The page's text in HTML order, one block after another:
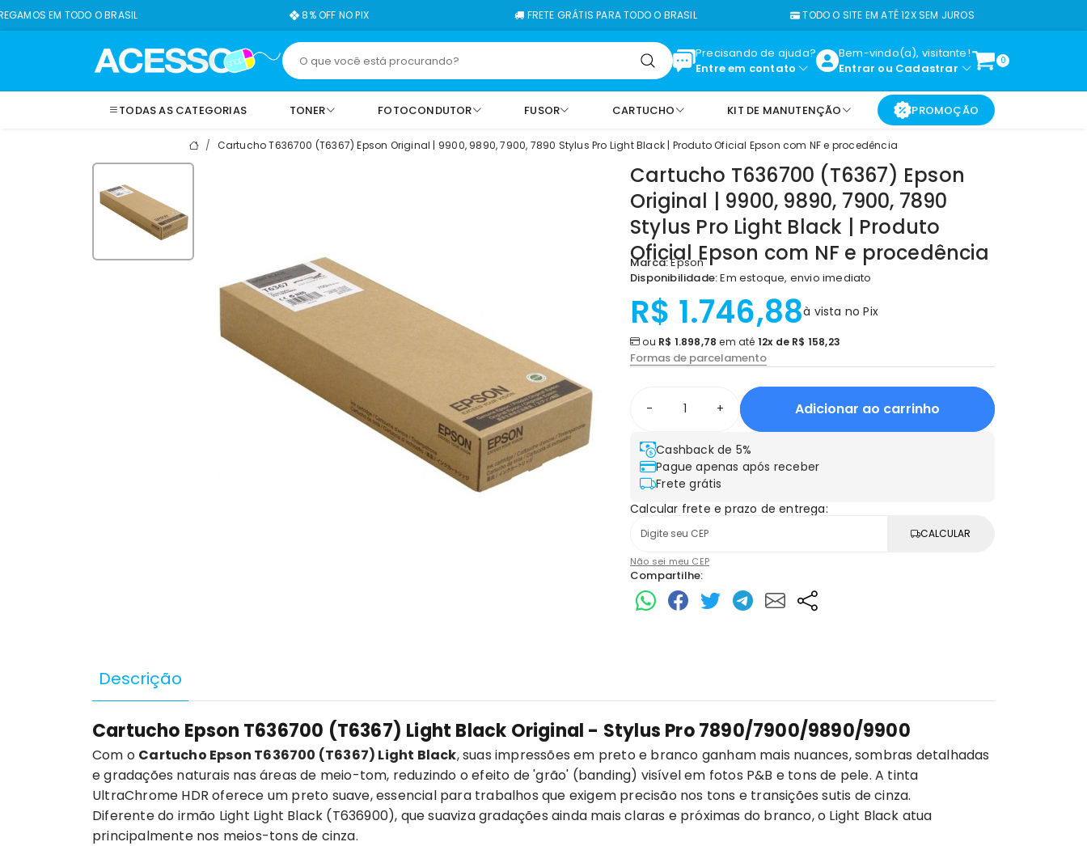
O BRASIL 8% OFF NO PIX FRETE GRÁTIS PARA TODO O BRASIL TODO O SITE EM ATÉ 12X SEM JUROS
Precisando de ajuda?
Entre em contato
Bem-vindo(a), visitante!
Entrar ou Cadastrar
0
TODAS AS CATEGORIAS TONER FOTOCONDUTOR FUSOR CARTUCHO KIT DE MANUTENÇÃO PROMOÇÃO
Cartucho T636700 (T6367) Epson Original | 9900, 9890, 7900, 7890 Stylus Pro Light Black | Produto Oficial Epson com NF e procedência
Cartucho T636700 (T6367) Epson
Original | 9900, 9890, 7900, 7890
Stylus Pro Light Black | Produto
Oficial Epson com NF e procedência
Marca:Epson
Disponibilidade:Em estoque, envio imediato
R$ 1.746,88à vista no Pix
ou R$ 1.898,78 em até 12x de R$ 158,23
Formas de parcelamento
- + Adicionar ao carrinho
Cashback de 5%
Pague apenas após receber
Frete grátis
Calcular frete e prazo de entrega:
CALCULAR
Não sei meu CEP
Compartilhe:
Descrição
Cartucho Epson T636700 (T6367) Light Black Original - Stylus Pro 7890/7900/9890/9900
Com o Cartucho Epson T636700 (T6367) Light Black, suas impressões em preto e branco ganham mais nuances, sombras detalhadas
e gradações naturais nas áreas de meio-tom, reduzindo o efeito de 'grão' (banding) visível em fotos P&B e tons de pele. A tinta
UltraChrome HDR oferece um preto suave, essencial para trabalhos que exigem precisão nos tons e transições sutis de cinza.
Diferente do irmão Light Light Black (T636900), que suaviza gradações ainda mais claras e próximas do branco, o Light Black atua
principalmente nos meios-tons de cinza.